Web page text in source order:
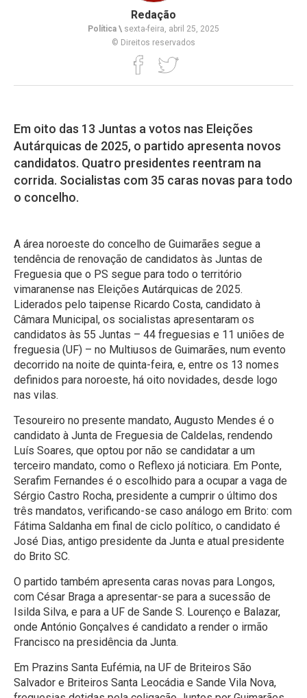
Redação
Política \ sexta-feira, abril 25, 2025
© Direitos reservados
Em oito das 13 Juntas a votos nas Eleições
Autárquicas de 2025, o partido apresenta novos
candidatos. Quatro presidentes reentram na
corrida. Socialistas com 35 caras novas para todo
o concelho.
A área noroeste do concelho de Guimarães segue a
tendência de renovação de candidatos às Juntas de
Freguesia que o PS segue para todo o território
vimaranense nas Eleições Autárquicas de 2025.
Liderados pelo taipense Ricardo Costa, candidato à
Câmara Municipal, os socialistas apresentaram os
candidatos às 55 Juntas – 44 freguesias e 11 uniões de
freguesia (UF) – no Multiusos de Guimarães, num evento
decorrido na noite de quinta-feira, e, entre os 13 nomes
definidos para noroeste, há oito novidades, desde logo
nas vilas.
Tesoureiro no presente mandato, Augusto Mendes é o
candidato à Junta de Freguesia de Caldelas, rendendo
Luís Soares, que optou por não se candidatar a um
terceiro mandato, como o Reflexo já noticiara. Em Ponte,
Serafim Fernandes é o escolhido para a ocupar a vaga de
Sérgio Castro Rocha, presidente a cumprir o último dos
três mandatos, verificando-se caso análogo em Brito: com
Fátima Saldanha em final de ciclo político, o candidato é
José Dias, antigo presidente da Junta e atual presidente
do Brito SC.
O partido também apresenta caras novas para Longos,
com César Braga a apresentar-se para a sucessão de
Isilda Silva, e para a UF de Sande S. Lourenço e Balazar,
onde António Gonçalves é candidato a render o irmão
Francisco na presidência da Junta.
Em Prazins Santa Eufémia, na UF de Briteiros São
Salvador e Briteiros Santa Leocádia e Sande Vila Nova,